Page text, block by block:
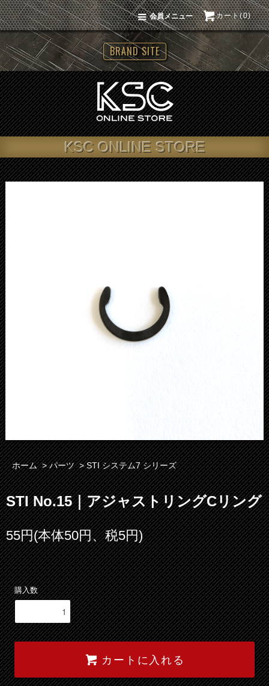
カート(0)
会員メニュー
BRAND SITE
KSC ONLINE STORE
ホーム >パーツ >STI システム7 シリーズ
STI No.15｜アジャストリングCリング
55円(本体50円、税5円)
購入数
カートに入れる